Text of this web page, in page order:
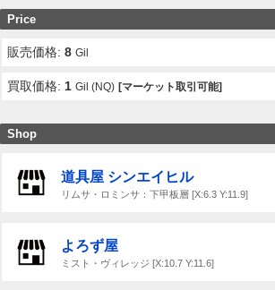
Price
販売価格:8 Gil
買取価格: 1 Gil (NQ) [マーケット取引可能]
Shop
道具屋 シンエイヒル
リムサ・ロミンサ：下甲板層 [X:6.3 Y:11.9]
よろず屋
ミスト・ヴィレッジ [X:10.7 Y:11.6]